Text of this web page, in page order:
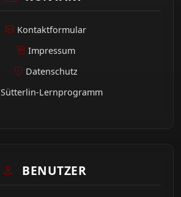
Kontaktformular
Impressum
Datenschutz
Sütterlin-Lernprogramm
BENUTZER